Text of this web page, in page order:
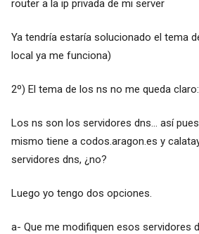
router a la ip privada de mi server
Ya tendría estaría solucionado el tema
local ya me funciona)
2º) El tema de los ns no me queda claro:
Los ns son los servidores dns... así
mismo tiene a codos.aragon.es y
servidores dns, ¿no?
Luego yo tengo dos opciones.
a- Que me modifiquen esos servidores